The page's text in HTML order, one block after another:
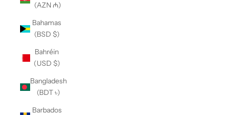
(AZN ₼)
Bahamas
(BSD $)
Bahréin
(USD $)
Bangladesh
(BDT ৳)
Barbados